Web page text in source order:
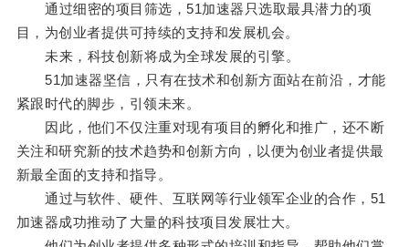
通过细密的项目筛选，51加速器只选取最具潜力的项
目，为创业者提供可持续的支持和发展机会。
未来，科技创新将成为全球发展的引擎。
51加速器坚信，只有在技术和创新方面站在前沿，才能
紧跟时代的脚步，引领未来。
因此，他们不仅注重对现有项目的孵化和推广，还不断
关注和研究新的技术趋势和创新方向，以便为创业者提供最
新最全面的支持和指导。
通过与软件、硬件、互联网等行业领军企业的合作，51
加速器成功推动了大量的科技项目发展壮大。